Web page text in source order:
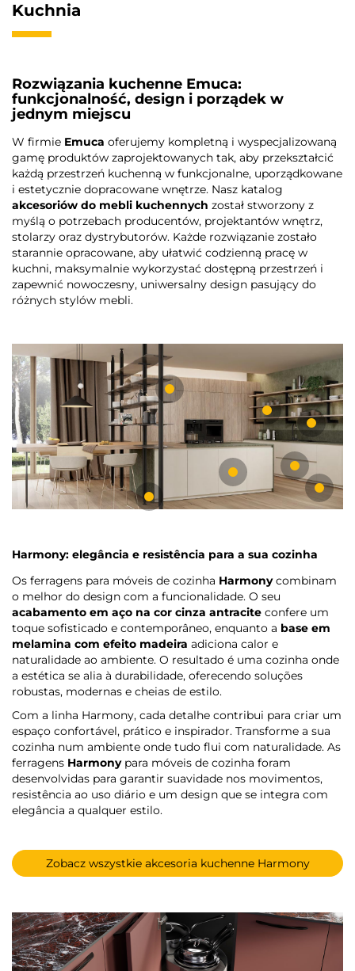
Kuchnia
Rozwiązania kuchenne Emuca:
funkcjonalność, design i porządek w
jednym miejscu
W firmie Emuca oferujemy kompletną i wyspecjalizowaną
gamę produktów zaprojektowanych tak, aby przekształcić
każdą przestrzeń kuchenną w funkcjonalne, uporządkowane
i estetycznie dopracowane wnętrze. Nasz katalog
akcesoriów do mebli kuchennych został stworzony z
myślą o potrzebach producentów, projektantów wnętrz,
stolarzy oraz dystrybutorów. Każde rozwiązanie zostało
starannie opracowane, aby ułatwić codzienną pracę w
kuchni, maksymalnie wykorzystać dostępną przestrzeń i
zapewnić nowoczesny, uniwersalny design pasujący do
różnych stylów mebli.
Harmony: elegância e resistência para a sua cozinha
Os ferragens para móveis de cozinha Harmonycombinam
o melhor do design com a funcionalidade. O seu
acabamento em aço na cor cinza antracite confere um
toque sofisticado e contemporâneo, enquanto a base em
melamina com efeito madeira adiciona calor e
naturalidade ao ambiente. O resultado é uma cozinha onde
a estética se alia à durabilidade, oferecendo soluções
robustas, modernas e cheias de estilo.
Com a linha Harmony, cada detalhe contribui para criar um
espaço confortável, prático e inspirador. Transforme a sua
cozinha num ambiente onde tudo flui com naturalidade. As
ferragens Harmonypara móveis de cozinha foram
desenvolvidas para garantir suavidade nos movimentos,
resistência ao uso diário e um design que se integra com
elegância a qualquer estilo.
Zobacz wszystkie akcesoria kuchenne Harmony